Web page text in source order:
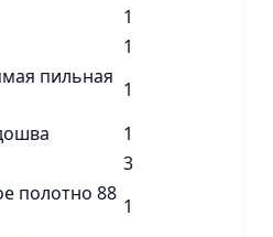
1
1
пильная
1
1
3
полотно 88
1